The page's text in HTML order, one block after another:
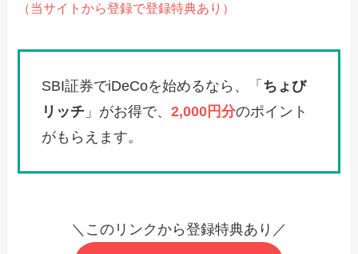
（当サイトから登録で登録特典あり）
SBI証券でiDeCoを始めるなら、「 ちょび
リッチ 」がお得で、2,000円分のポイント
がもらえます。
＼このリンクから登録特典あり／